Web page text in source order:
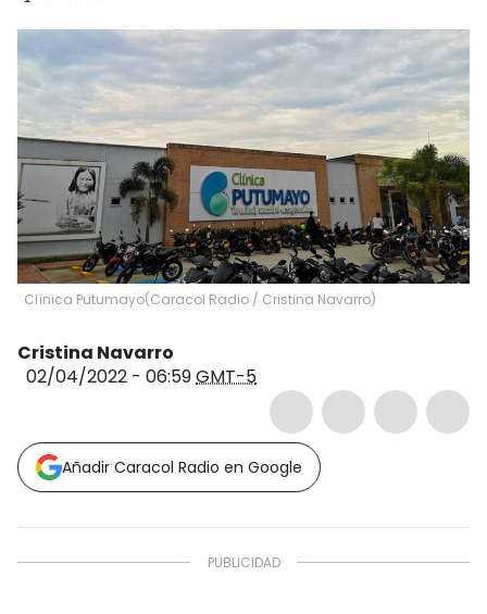
Clínica Putumayo(Caracol Radio / Cristina Navarro)
Cristina Navarro
02/04/2022 - 06:59GMT-5
Añadir Caracol Radio en Google